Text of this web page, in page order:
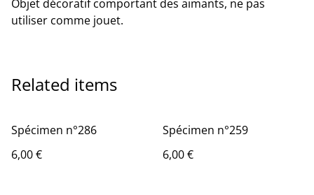
Objet décoratif comportant des aimants, ne pas
utiliser comme jouet.
Related items
Spécimen n°286
6,00 €
Spécimen n°259
6,00 €